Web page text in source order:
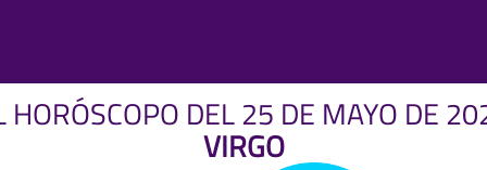
HORÓSCOPO DEL 25 DE MAYO DE
VIRGO